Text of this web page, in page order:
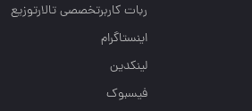
ربات کاربرتخصصی تالارتوزیع
اینستاگرام
لینکدین
فیسبوک